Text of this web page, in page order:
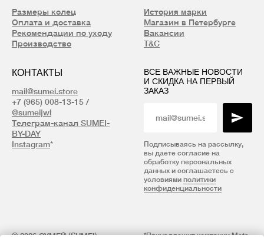
Размеры колец
Оплата и доставка
Рекомендации по уходу
Производство
История марки
Магазин в Петербурге
Вакансии
T&C
КОНТАКТЫ
mail@sumei.store
+7 (965) 008-13-15 /
@sumeijwl
Телеграм-канал SUMEI-
BY-DAY
Instagram*
ВСЕ ВАЖНЫЕ НОВОСТИ
И СКИДКА НА ПЕРВЫЙ
ЗАКАЗ
Подписываясь на рассылку,
вы даете согласие на
обработку персональных
данных и соглашаетесь с
условиями политики
конфиденциальности
© 2026 СУМЕЙ (SUMEI)
*Принадлежит компании Meta,